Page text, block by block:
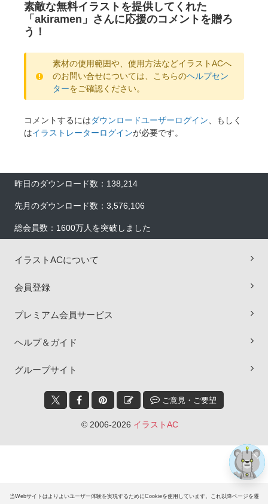
当Webサイトはよりよいユーザー体験を実現するためにCookieを使用しています。これ以降ページを遷
素敵な無料イラストを提供してくれた
「akiramen」さんに応援のコメントを贈ろ
う！
素材の使用範囲や、使用方法などイラストACへ
のお問い合せについては、こちらのヘルプセン
ターをご確認ください。
コメントするにはダウンロードユーザーログイン、もしく
はイラストレーターログインが必要です。
昨日のダウンロード数：138,214
先月のダウンロード数：3,576,106
総会員数：1600万人を突破しました
イラストACについて
会員登録
プレミアム会員サービス
ヘルプ＆ガイド
グループサイト
ご意見・ご要望
© 2006-2026 イラストAC